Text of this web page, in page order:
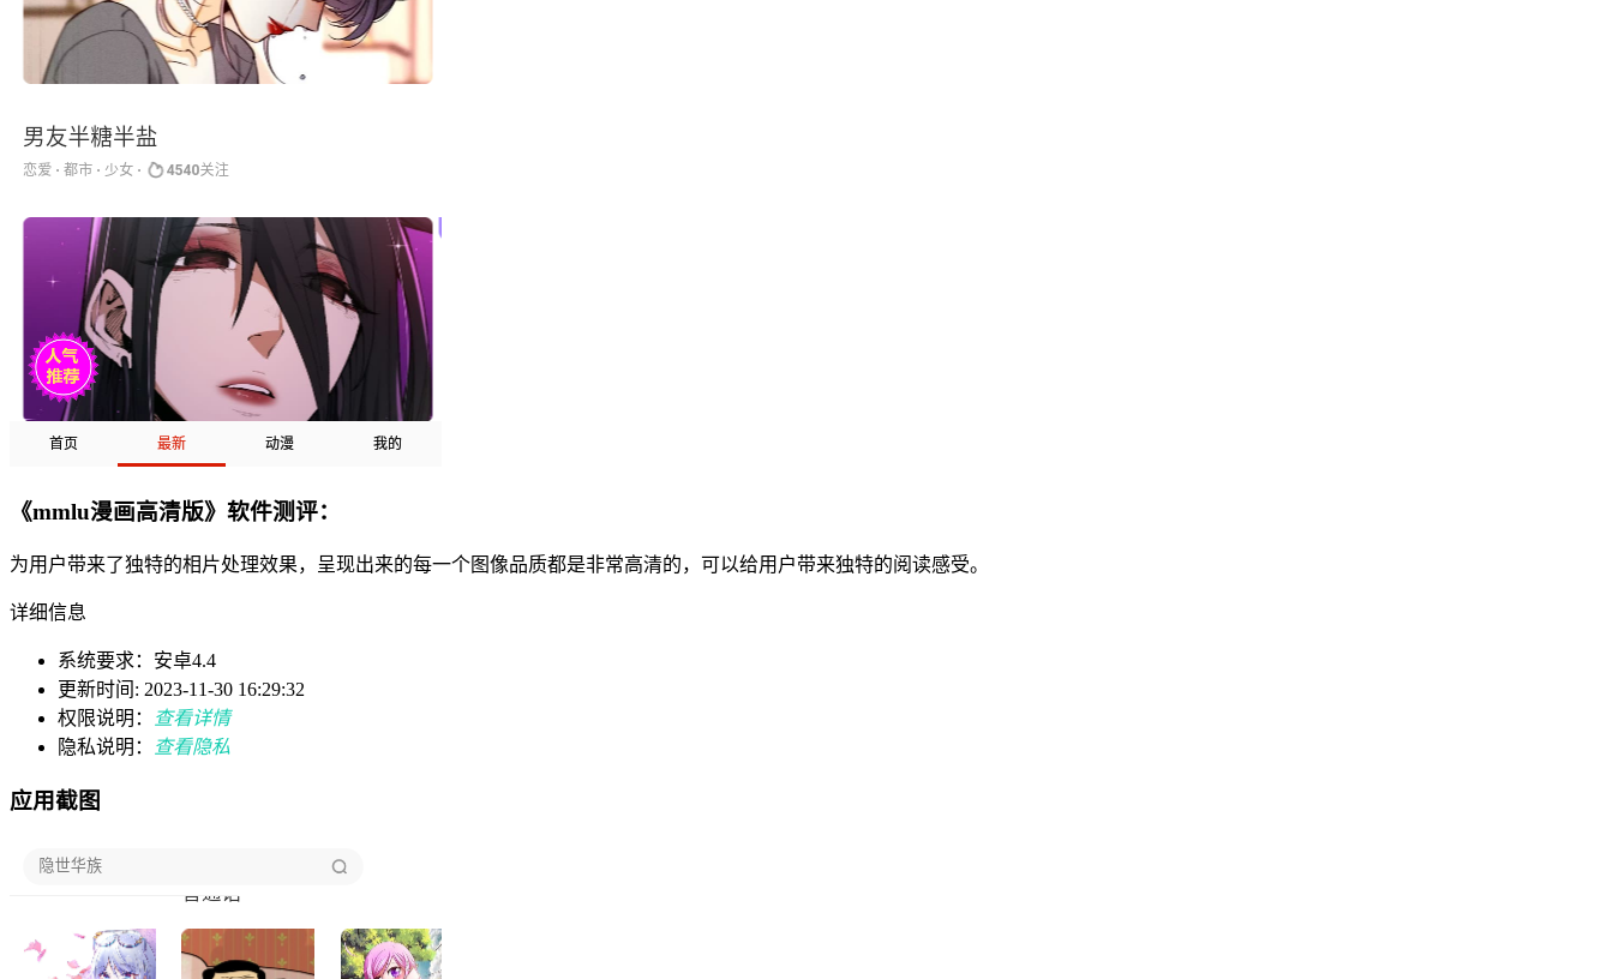
《mmlu漫画高清版》软件测评：
为用户带来了独特的相片处理效果，呈现出来的每一个图像品质都是非常高清的，可以给用户带来独特的阅读感受。
详细信息
系统要求：安卓4.4
更新时间: 2023-11-30 16:29:32
权限说明：
查看详情
隐私说明：
查看隐私
应用截图